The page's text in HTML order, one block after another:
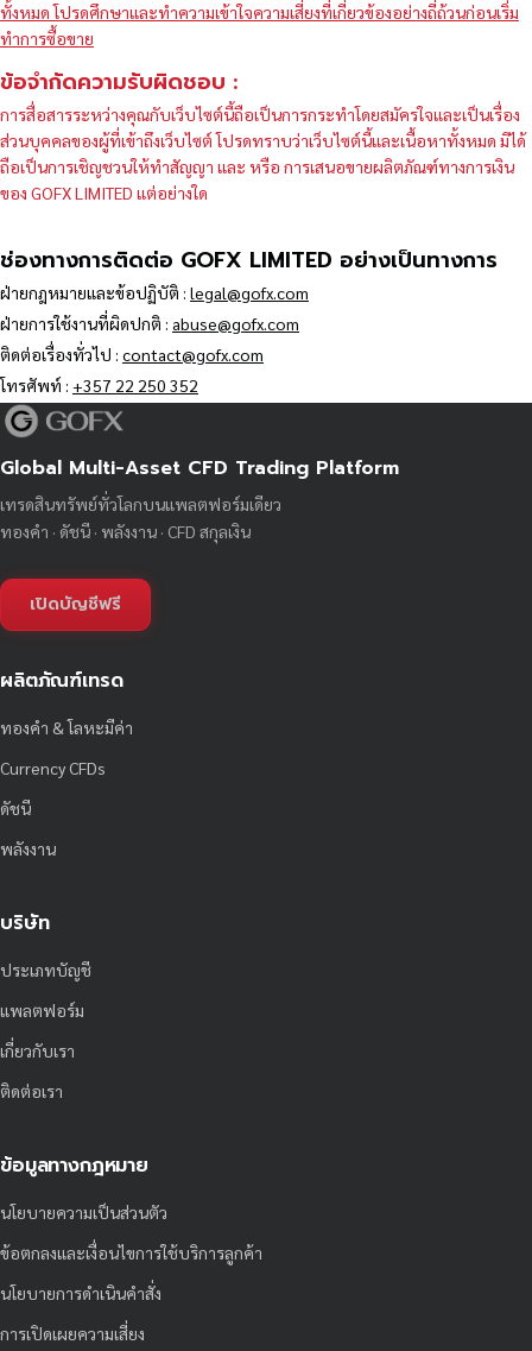
ทั้งหมด โปรดศึกษาและทำความเข้าใจความเสี่ยงที่เกี่ยวข้องอย่างถี่ถ้วนก่อนเริ่ม
ทำการซื้อขาย
ข้อจำกัดความรับผิดชอบ :
การสื่อสารระหว่างคุณกับเว็บไซต์นี้ถือเป็นการกระทำโดยสมัครใจและเป็นเรื่อง
ส่วนบุคคลของผู้ที่เข้าถึงเว็บไซต์ โปรดทราบว่าเว็บไซต์นี้และเนื้อหาทั้งหมด มิได้
ถือเป็นการเชิญชวนให้ทำสัญญา และ หรือ การเสนอขายผลิตภัณฑ์ทางการเงิน
ของ GOFX LIMITED แต่อย่างใด
ช่องทางการติดต่อ GOFX LIMITED อย่างเป็นทางการ
ฝ่ายกฎหมายและข้อปฏิบัติ : legal@gofx.com
ฝ่ายการใช้งานที่ผิดปกติ : abuse@gofx.com
ติดต่อเรื่องทั่วไป : contact@gofx.com
โทรศัพท์ : +357 22 250 352
Global Multi-Asset CFD Trading Platform
เทรดสินทรัพย์ทั่วโลกบนแพลตฟอร์มเดียว
ทองคำ · ดัชนี · พลังงาน · CFD สกุลเงิน
เปิดบัญชีฟรี
ผลิตภัณฑ์เทรด
ทองคำ & โลหะมีค่า
Currency CFDs
ดัชนี
พลังงาน
บริษัท
ประเภทบัญชี
แพลตฟอร์ม
เกี่ยวกับเรา
ติดต่อเรา
ข้อมูลทางกฎหมาย
นโยบายความเป็นส่วนตัว
ข้อตกลงและเงื่อนไขการใช้บริการลูกค้า
นโยบายการดำเนินคำสั่ง
การเปิดเผยความเสี่ยง